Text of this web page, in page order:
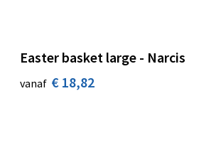
Easter basket large - Narcis
vanaf € 18,82